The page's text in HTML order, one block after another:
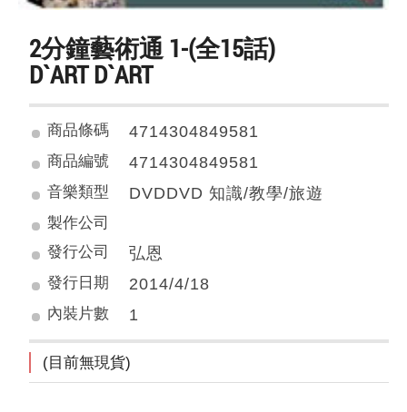
2分鐘藝術通 1-(全15話)
D`ART D`ART
商品條碼 4714304849581
商品編號 4714304849581
音樂類型 DVDDVD 知識/教學/旅遊
製作公司
發行公司
弘恩
發行日期 2014/4/18
內裝片數 1
(目前無現貨)